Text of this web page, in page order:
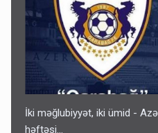
Gedişi var, dönüşü yox: Bakı-
satışından böyük narazılıq
İki məğlubiyyət, iki ümid -
həftəsi...